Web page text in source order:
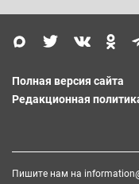
Полная версия сайта
Редакционная
Пишите нам на